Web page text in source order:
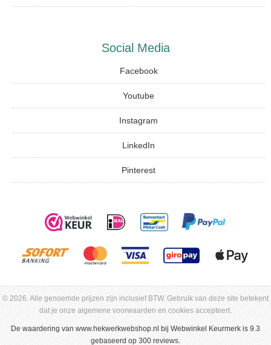
Social Media
Facebook
Youtube
Instagram
LinkedIn
Pinterest
© 2026. Alle genoemde prijzen zijn inclusief BTW. Gebruik van deze site betekent
dat je onze algemene voorwaarden en cookies accepteert.
De waardering van www.hekwerkwebshop.nl bij Webwinkel Keurmerk is 9.3
gebaseerd op 300 reviews.